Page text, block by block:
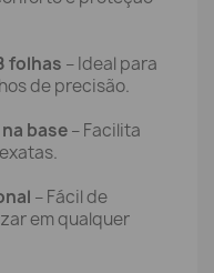
folhas – Ideal para
de precisão.
base– Facilita
– Fácil de
em qualquer